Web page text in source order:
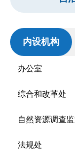
内设机构
办公室
综合和改革处
自然资源调查
法规处